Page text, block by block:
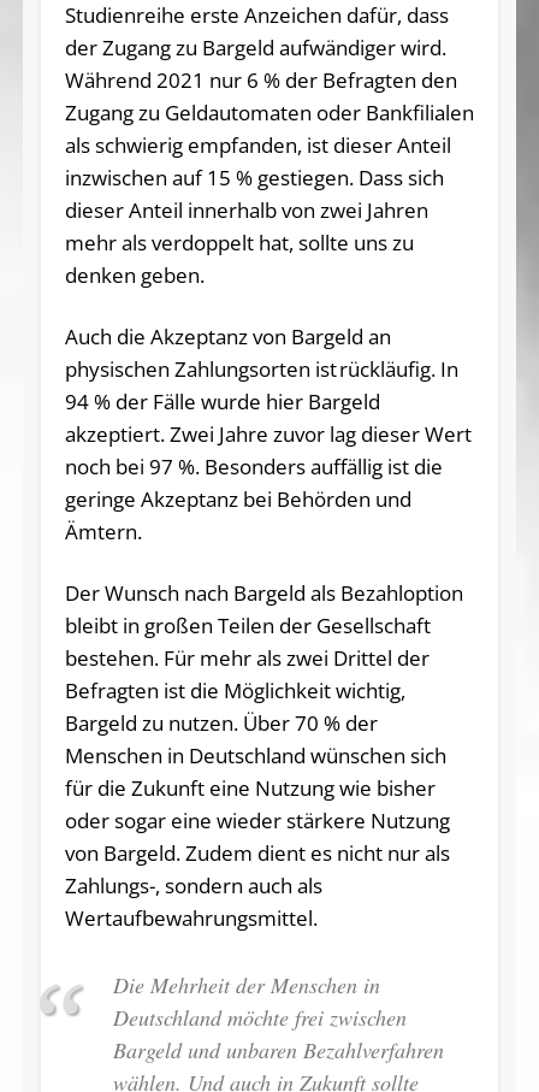
Studienreihe erste Anzeichen dafür, dass
der Zugang zu Bargeld aufwändiger wird.
Während 2021 nur 6 % der Befragten den
Zugang zu Geldautomaten oder Bankfilialen
als schwierig empfanden, ist dieser Anteil
inzwischen auf 15 % gestiegen. Dass sich
dieser Anteil innerhalb von zwei Jahren
mehr als verdoppelt hat, sollte uns zu
denken geben.
Auch die Akzeptanz von Bargeld an
physischen Zahlungsorten ist rückläufig. In
94 % der Fälle wurde hier Bargeld
akzeptiert. Zwei Jahre zuvor lag dieser Wert
noch bei 97 %. Besonders auffällig ist die
geringe Akzeptanz bei Behörden und
Ämtern.
Der Wunsch nach Bargeld als Bezahloption
bleibt in großen Teilen der Gesellschaft
bestehen. Für mehr als zwei Drittel der
Befragten ist die Möglichkeit wichtig,
Bargeld zu nutzen. Über 70 % der
Menschen in Deutschland wünschen sich
für die Zukunft eine Nutzung wie bisher
oder sogar eine wieder stärkere Nutzung
von Bargeld. Zudem dient es nicht nur als
Zahlungs-, sondern auch als
Wertaufbewahrungsmittel.
Die Mehrheit der Menschen in
Deutschland möchte frei zwischen
Bargeld und unbaren Bezahlverfahren
wählen. Und auch in Zukunft sollte